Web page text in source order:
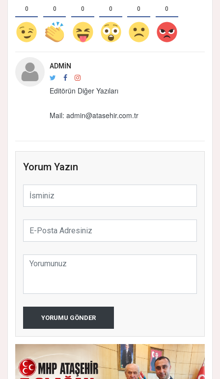
0 0 0 0 0 0
ADMIN
Editörün Diğer Yazıları
Mail: admin@atasehir.com.tr
Yorum Yazın
YORUMU GÖNDER